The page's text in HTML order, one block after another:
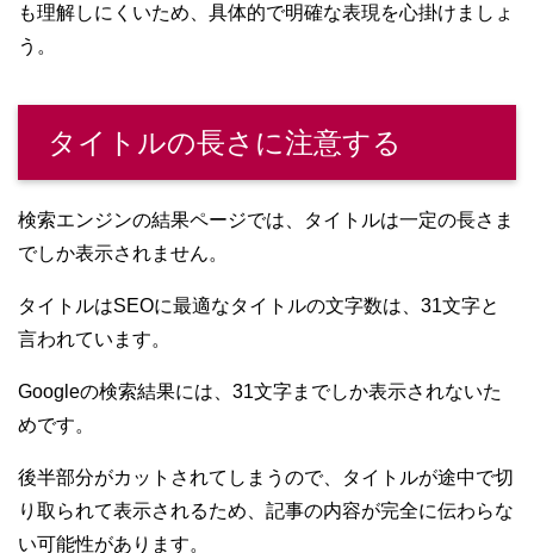
も理解しにくいため、具体的で明確な表現を心掛けましょ
う。
タイトルの長さに注意する
検索エンジンの結果ページでは、タイトルは一定の長さま
でしか表示されません。
タイトルはSEOに最適なタイトルの文字数は、31文字と
言われています。
Googleの検索結果には、31文字までしか表示されないた
めです。
後半部分がカットされてしまうので、タイトルが途中で切
り取られて表示されるため、記事の内容が完全に伝わらな
い可能性があります。